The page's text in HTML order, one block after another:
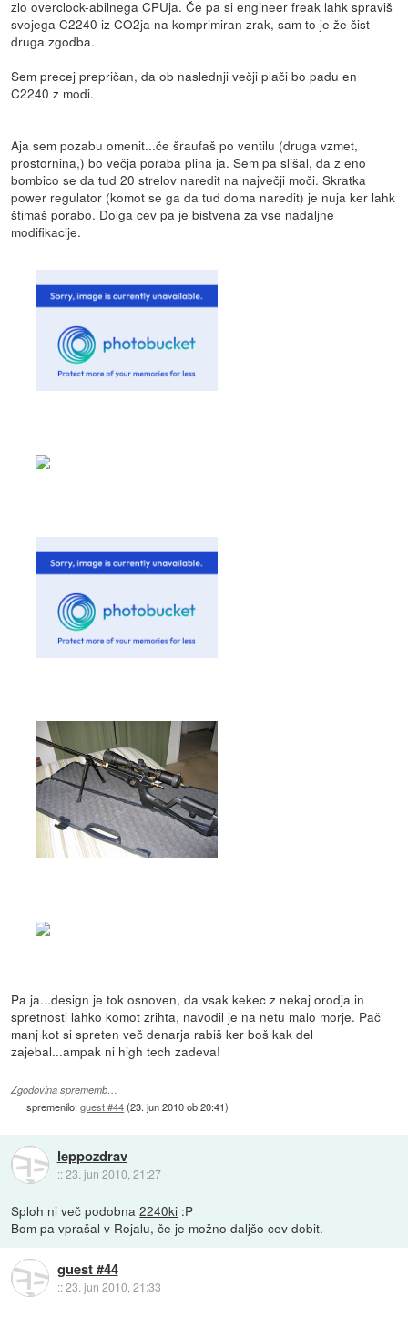
zlo overclock-abilnega CPUja. Če pa si engineer freak lahk spraviš
svojega C2240 iz CO2ja na komprimiran zrak, sam to je že čist
druga zgodba.
Sem precej prepričan, da ob naslednji večji plači bo padu en
C2240 z modi.
Aja sem pozabu omenit...če šraufaš po ventilu (druga vzmet,
prostornina,) bo večja poraba plina ja. Sem pa slišal, da z eno
bombico se da tud 20 strelov naredit na največji moči. Skratka
power regulator (komot se ga da tud doma naredit) je nuja ker lahk
štimaš porabo. Dolga cev pa je bistvena za vse nadaljne
modifikacije.
Pa ja...design je tok osnoven, da vsak kekec z nekaj orodja in
spretnosti lahko komot zrihta, navodil je na netu malo morje. Pač
manj kot si spreten več denarja rabiš ker boš kak del
zajebal...ampak ni high tech zadeva!
Zgodovina sprememb…
spremenilo:guest #44(23. jun 2010 ob 20:41)
leppozdrav
::23. jun 2010, 21:27
Sploh ni več podobna2240ki :P
Bom pa vprašal v Rojalu, če je možno daljšo cev dobit.
guest #44
::23. jun 2010, 21:33